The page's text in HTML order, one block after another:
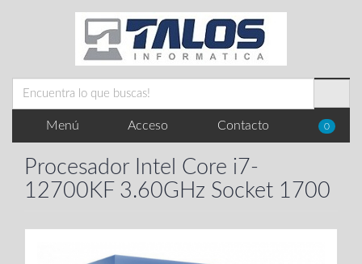
Menú Acceso Contacto 0
Procesador Intel Core i7-
12700KF 3.60GHz Socket 1700